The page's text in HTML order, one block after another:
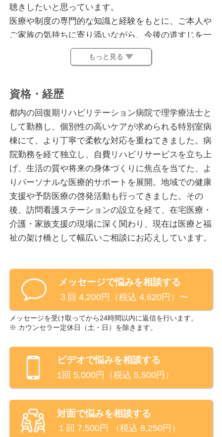
聴きしたいと思っています。
医療や制度の専門的な知識と経験をもとに、ご本人や
ご家族の気持ちに寄り添いながら、今後の道すじを一
緒に考えていきます。
まずは安心してお話ししてみてください。
※ビデオ相談でお顔を見られたくないといった場合、
もっと見る
資格・経歴
都内の回復期リハビリテーション病院で理学療法士と
して勤務し、個別性の高いケアが求められる特別室病
棟にて、より丁寧で柔軟な対応を重ねてきました。病
院勤務を経て独立し、自費リハビリサービスを立ち上
げ、生活の質や将来の身体づくりに焦点を当てた、よ
りパーソナルな医療的サポートを展開。地域での健康
支援や予防医療の啓発活動も行ってきました。その
後、訪問看護ステーションの設立を経て、在宅医療・
介護・家族支援の現場に深く関わり、現在は医療と福
祉の架け橋として幅広いご相談にお応えしています。
メッセージで悩みを相談する
３回 4,200円（税込 4,620円）〜
メッセージを受け取ってから24時間以内に返信を行います。
※ カウンセラー定休日（土・日 ）を除きます。
ビデオで悩みを相談する
1回 5,000円（税込 5,500円）
対面で悩みを相談する
１回 7,500円 （税込 8,250円）